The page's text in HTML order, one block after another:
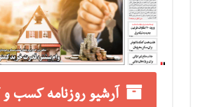
آرشیو روزنامه کسب و